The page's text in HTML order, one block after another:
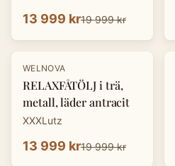
13 999 kr19 999 kr
-30 %
WELNOVA
RELAXFÅTÖLJ i trä,
metall, läder antracit
XXXLutz
13 999 kr19 999 kr